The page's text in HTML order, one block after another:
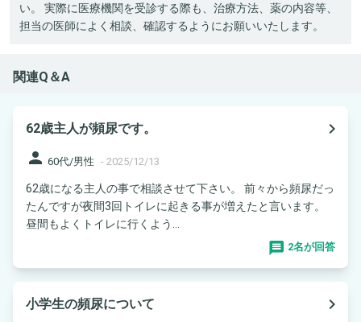
い。 実際に医療機関を受診する際も、治療方法、薬の内容等、
担当の医師によく相談、確認するようにお願いいたします。
関連Q＆A
62歳主人が頻尿です。
navigate_next
person 60代/男性 - 2025/12/13
62歳になる主人の事で相談させて下さい。 前々から頻尿だっ
たんですが夜間3回トイレに起きる事が増えたと言います。
昼間もよくトイレに行くよう...
2名が回答
小学生の頻尿について
navigate_next